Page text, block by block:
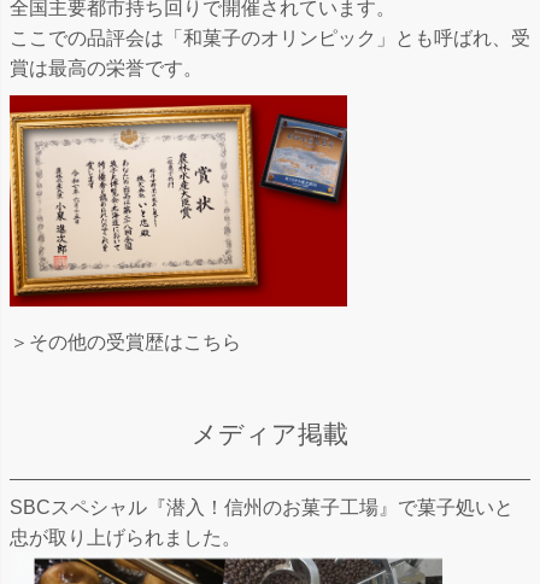
全国主要都市持ち回りで開催されています。
ここでの品評会は「和菓子のオリンピック」とも呼ばれ、受
賞は最高の栄誉です。
＞その他の受賞歴はこちら
メディア掲載
SBCスペシャル『潜入！信州のお菓子工場』で菓子処いと
忠が取り上げられました。